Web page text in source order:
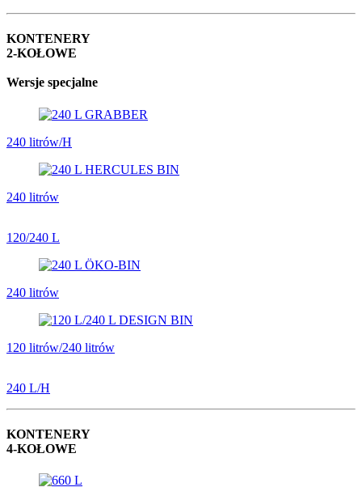
KONTENERY
2-KOŁOWE
Wersje specjalne
240 litrów/H
240 litrów
120/240 L
240 litrów
120 litrów/240 litrów
240 L/H
KONTENERY
4-KOŁOWE